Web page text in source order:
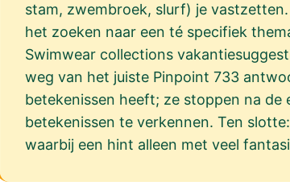
stam, zwembroek, slurf) je
het zoeken naar een té specifiek
Swimwear collections
weg van het juiste Pinpoint 733
betekenissen heeft; ze stoppen na
betekenissen te verkennen. Ten
waarbij een hint alleen met veel